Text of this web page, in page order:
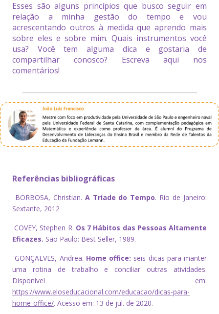
Esses são alguns princípios que busco seguir em
relação a minha gestão do tempo e vou
acrescentando outros à medida que aprendo mais
sobre eles e sobre mim. Quais instrumentos você
usa? Você tem alguma dica e gostaria de
compartilhar conosco? Escreva aqui nos
comentários!
Referências bibliográficas
BORBOSA, Christian. A Tríade do Tempo. Rio de Janeiro:
Sextante, 2012
COVEY, Stephen R. Os 7 Hábitos das Pessoas Altamente
Eficazes. São Paulo: Best Seller, 1989.
GONÇALVES, Andrea. Home office: seis dicas para manter
uma rotina de trabalho e conciliar outras atividades.
Disponível em:
https://www.eloseducacional.com/educacao/dicas-para-
home-office/. Acesso em: 13 de jul. de 2020.